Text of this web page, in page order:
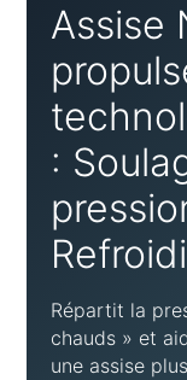
Assise
:
Répartit la
chauds » et
une assise